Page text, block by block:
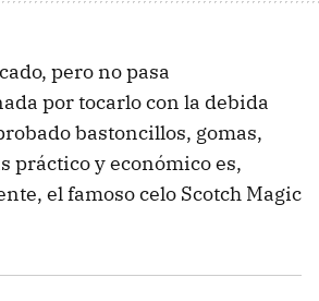
pero no pasa
por tocarlo con la debida
bastoncillos, gomas,
práctico y económico es,
el famoso celo Scotch Magic